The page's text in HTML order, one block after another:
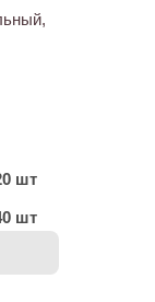
шт
шт